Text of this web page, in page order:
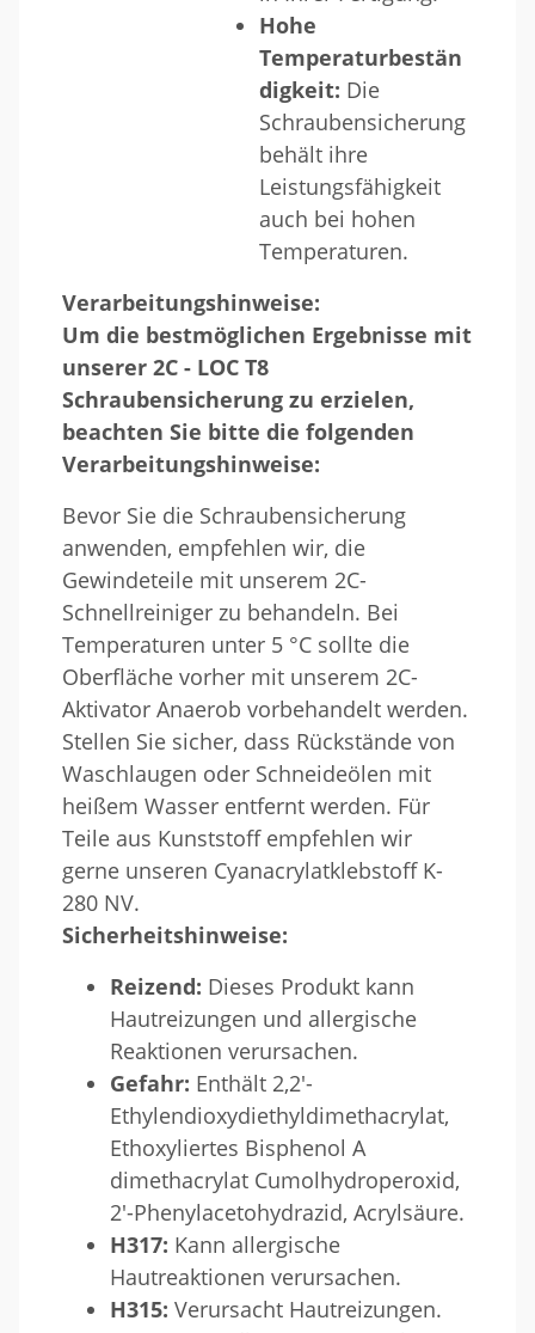
Hohe
Temperaturbestän
digkeit: Die
Schraubensicherung
behält ihre
Leistungsfähigkeit
auch bei hohen
Temperaturen.
Verarbeitungshinweise:
Um die bestmöglichen Ergebnisse mit
unserer 2C - LOC T8
Schraubensicherung zu erzielen,
beachten Sie bitte die folgenden
Verarbeitungshinweise:
Bevor Sie die Schraubensicherung
anwenden, empfehlen wir, die
Gewindeteile mit unserem 2C-
Schnellreiniger zu behandeln. Bei
Temperaturen unter 5 °C sollte die
Oberfläche vorher mit unserem 2C-
Aktivator Anaerob vorbehandelt werden.
Stellen Sie sicher, dass Rückstände von
Waschlaugen oder Schneideölen mit
heißem Wasser entfernt werden. Für
Teile aus Kunststoff empfehlen wir
gerne unseren Cyanacrylatklebstoff K-
280 NV.
Sicherheitshinweise:
Reizend: Dieses Produkt kann
Hautreizungen und allergische
Reaktionen verursachen.
Gefahr: Enthält 2,2'-
Ethylendioxydiethyldimethacrylat,
Ethoxyliertes Bisphenol A
dimethacrylat Cumolhydroperoxid,
2'-Phenylacetohydrazid, Acrylsäure.
H317: Kann allergische
Hautreaktionen verursachen.
H315: Verursacht Hautreizungen.